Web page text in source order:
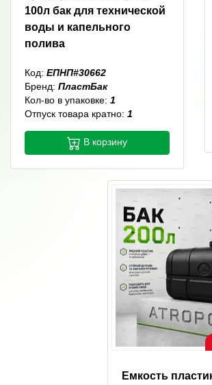
100л бак для технической
воды и капельного
полива
Код: ЕПНП#30662
Бренд: ПластБак
Кол-во в упаковке: 1
Отпуск товара кратно: 1
В корзину
Емкость